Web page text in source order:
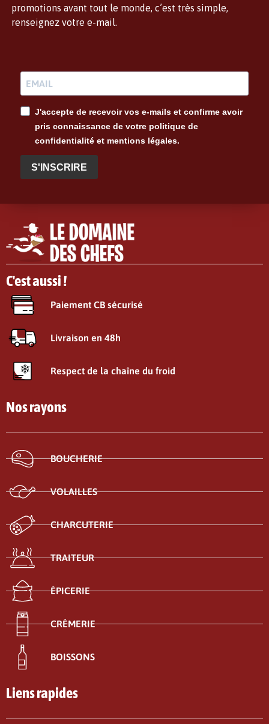
promotions avant tout le monde, c’est très simple,
renseignez votre e-mail.
J'accepte de recevoir vos e-mails et confirme avoir
pris connaissance de votre politique de
confidentialité et mentions légales.
S'INSCRIRE
C'est aussi !
Paiement CB sécurisé
Livraison en 48h
Respect de la chaîne du froid
Nos rayons
BOUCHERIE
VOLAILLES
CHARCUTERIE
TRAITEUR
ÉPICERIE
CRÈMERIE
BOISSONS
Liens rapides